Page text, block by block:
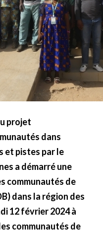
projet
dans
et pistes par le
a démarré une
communautés de
dans la région des
12 février 2024 à
communautés de